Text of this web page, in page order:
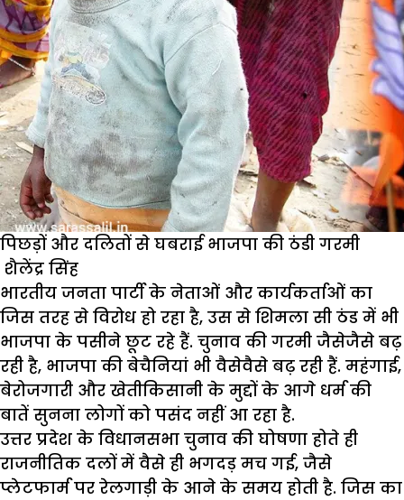
पिछड़ों और दलितों से घबराई भाजपा की ठंडी गरमी
शैलेंद्र सिंह
भारतीय जनता पार्टी के नेताओं और कार्यकर्ताओं का
जिस तरह से विरोध हो रहा है, उस से शिमला सी ठंड में भी
भाजपा के पसीने छूट रहे हैं. चुनाव की गरमी जैसेजैसे बढ़
रही है, भाजपा की बेचैनियां भी वैसेवैसे बढ़ रही हैं. महंगाई,
बेरोजगारी और खेतीकिसानी के मुद्दों के आगे धर्म की
बातें सुनना लोगों को पसंद नहीं आ रहा है.
उत्तर प्रदेश के विधानसभा चुनाव की घोषणा होते ही
राजनीतिक दलों में वैसे ही भगदड़ मच गई, जैसे
प्लेटफार्म पर रेलगाड़ी के आने के समय होती है. जिस का